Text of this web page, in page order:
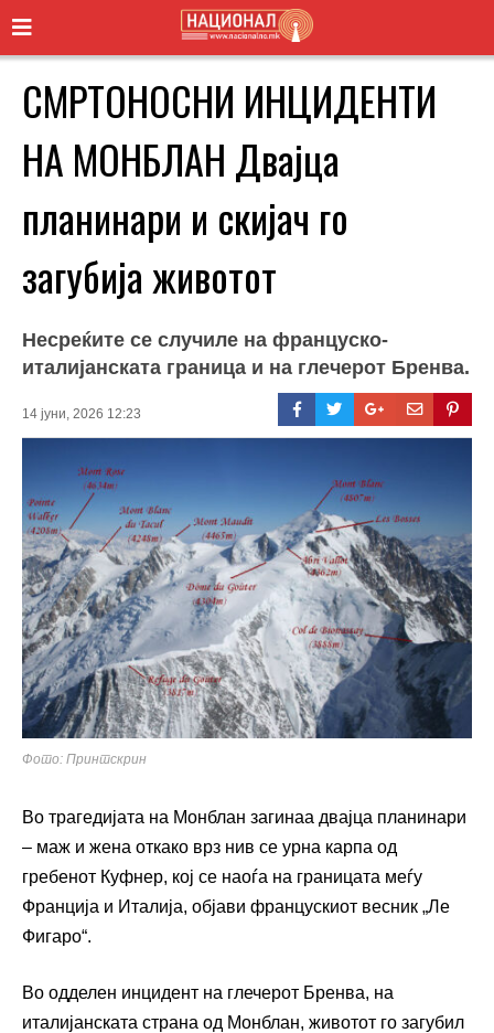
СМРТОНОСНИ ИНЦИДЕНТИ
НА МОНБЛАН Двајца
планинари и скијач го
загубија животот
Несреќите се случиле на француско-
италијанската граница и на глечерот Бренва.
14 јуни, 2026 12:23
Фото: Принтскрин
Во трагедијата на Монблан загинаа двајца планинари
– маж и жена откако врз нив се урна карпа од
гребенот Куфнер, кој се наоѓа на границата меѓу
Франција и Италија, објави францускиот весник „Ле
Фигаро“.
Во одделен инцидент на глечерот Бренва, на
италијанската страна од Монблан, животот го загубил